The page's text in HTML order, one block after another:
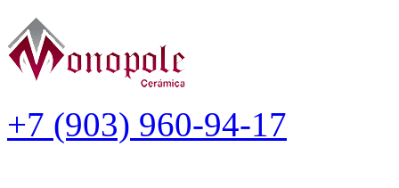
+7 (903) 960-94-17